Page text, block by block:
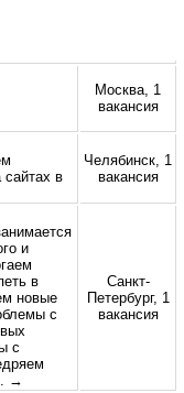
Москва, 1
вакансия
в
Челябинск, 1
вакансия
и
в
новые
с
с
... →
Санкт-
Петербург, 1
вакансия